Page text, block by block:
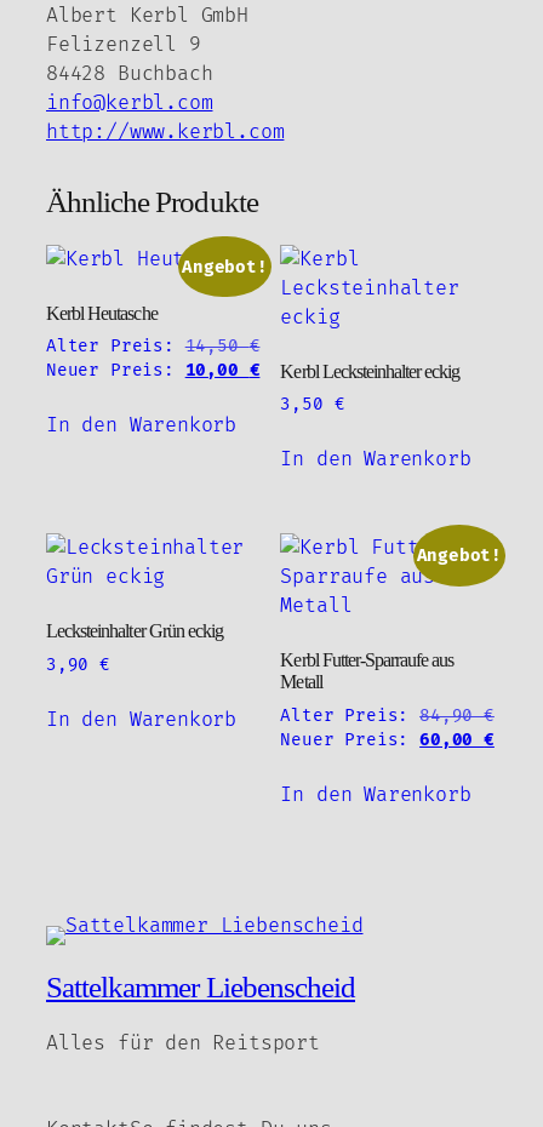
Albert Kerbl GmbH
Felizenzell 9
84428 Buchbach
info@kerbl.com
http://www.kerbl.com
Ähnliche Produkte
Angebot!
Kerbl Heutasche
Alter Preis: 14,50€
Ursprünglicher
war:
Neuer Preis: 10,00 €Aktueller
Preis
ist:
In den Warenkorb
Kerbl Lecksteinhalter eckig
3,50 €
In den Warenkorb
Lecksteinhalter Grün eckig
3,90€
In den Warenkorb
Angebot!
Kerbl Futter-Sparraufe aus
Metall
Alter Preis: 84,90€
Ursprünglicher
war:
Neuer Preis: 60,00€
In den Warenkorb
Sattelkammer Liebenscheid
Alles für den Reitsport